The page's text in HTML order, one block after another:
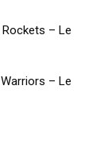
– Le
– Le